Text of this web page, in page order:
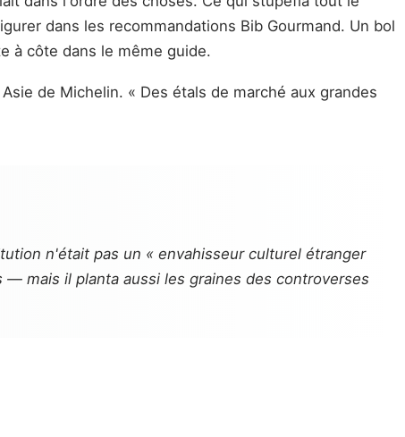
dans les recommandations Bib Gourmand. Un bol
à côte dans le même guide.
de Michelin. « Des étals de marché aux grandes
n'était pas un « envahisseur culturel étranger
mais il planta aussi les graines des controverses